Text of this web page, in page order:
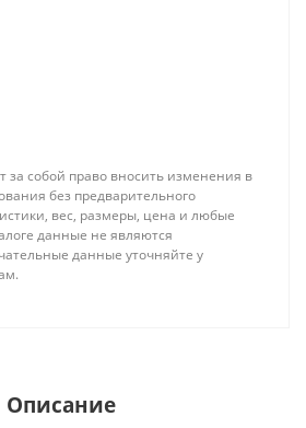
за собой право вносить изменения в
без предварительного
вес, размеры, цена и любые
данные не являются
данные уточняйте у
Описание